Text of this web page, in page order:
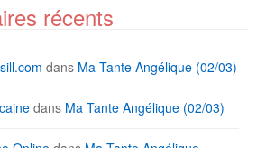
récents
dans Ma Tante Angélique (02/03)
dans Ma Tante Angélique (02/03)